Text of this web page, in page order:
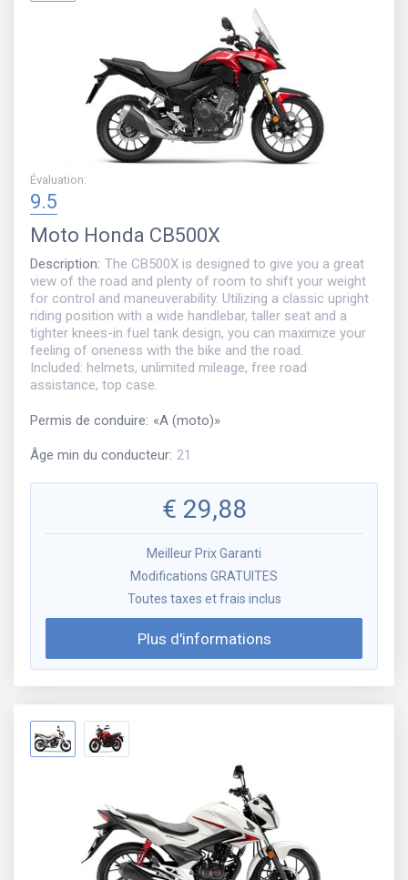
Évaluation:
9.5
Moto Honda CB500X
Description: The CB500X is designed to give you a great
view of the road and plenty of room to shift your weight
for control and maneuverability. Utilizing a classic upright
riding position with a wide handlebar, taller seat and a
tighter knees-in fuel tank design, you can maximize your
feeling of oneness with the bike and the road.
Included: helmets, unlimited mileage, free road
assistance, top case.
Permis de conduire: «A (moto)»
Âge min du conducteur: 21
€ 29,88
Meilleur Prix Garanti
Modifications GRATUITES
Toutes taxes et frais inclus
Plus d'informations